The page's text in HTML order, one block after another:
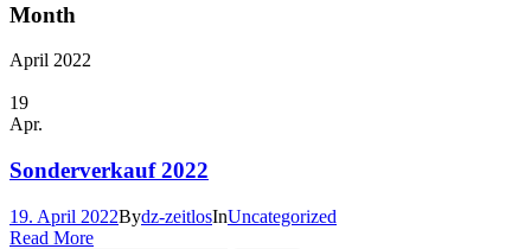
Month
April 2022
19
Apr.
Sonderverkauf 2022
19. April 2022Bydz-zeitlosInUncategorized
Read More